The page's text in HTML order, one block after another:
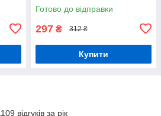
Готово до відправки
297 ₴ 312 ₴
Купити
відгуків за рік